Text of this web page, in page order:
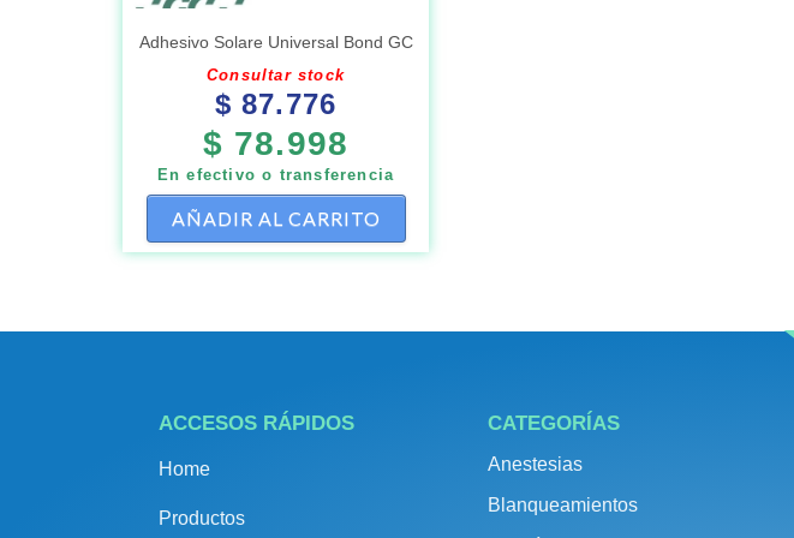
Adhesivo Solare Universal Bond GC
Consultar stock
$ 87.776
$ 78.998
En efectivo o transferencia
AÑADIR AL CARRITO
ACCESOS RÁPIDOS
Home
Productos
CATEGORÍAS
Anestesias
Blanqueamientos